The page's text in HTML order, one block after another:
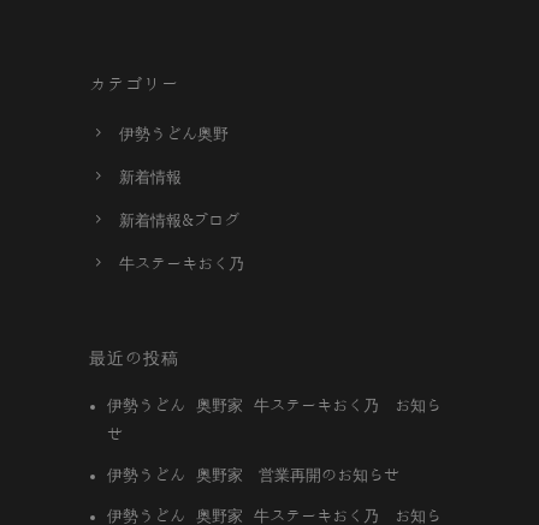
カテゴリー
伊勢うどん奥野
新着情報
新着情報&ブログ
牛ステーキおく乃
最近の投稿
伊勢うどん 奥野家 牛ステーキおく乃 お知ら
せ
伊勢うどん 奥野家 営業再開のお知らせ
伊勢うどん 奥野家 牛ステーキおく乃 お知ら